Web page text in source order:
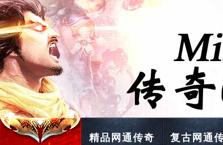
精品网通传奇 复古网通